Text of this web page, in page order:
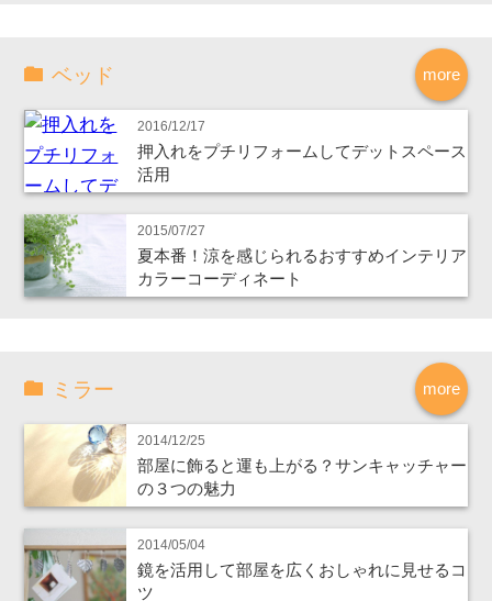
more
ベッド
2016/12/17
押入れをプチリフォームしてデットスペース
活用
2015/07/27
夏本番！涼を感じられるおすすめインテリア
カラーコーディネート
more
ミラー
2014/12/25
部屋に飾ると運も上がる？サンキャッチャー
の３つの魅力
2014/05/04
鏡を活用して部屋を広くおしゃれに見せるコ
ツ